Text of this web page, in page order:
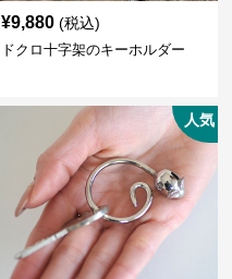
¥9,880 (税込)
ドクロ十字架のキーホルダー
人気